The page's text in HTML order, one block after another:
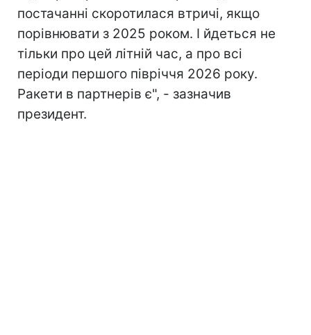
постачанні скоротилася втричі, якщо
порівнювати з 2025 роком. І йдеться не
тільки про цей літній час, а про всі
періоди першого півріччя 2026 року.
Ракети в партнерів є", - зазначив
президент.